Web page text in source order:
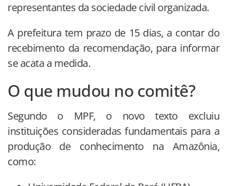
representantes da sociedade civil organizada.
A prefeitura tem prazo de 15 dias, a contar do
recebimento da recomendação, para informar
se acata a medida.
O que mudou no comitê?
Segundo o MPF, o novo texto excluiu
instituições consideradas fundamentais para a
produção de conhecimento na Amazônia,
como: